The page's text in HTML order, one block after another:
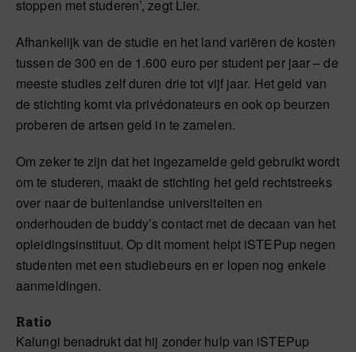
stoppen met studeren’, zegt Lier.
Afhankelijk van de studie en het land variëren de kosten
tussen de 300 en de 1.600 euro per student per jaar – de
meeste studies zelf duren drie tot vijf jaar. Het geld van
de stichting komt via privédonateurs en ook op beurzen
proberen de artsen geld in te zamelen.
Om zeker te zijn dat het ingezamelde geld gebruikt wordt
om te studeren, maakt de stichting het geld rechtstreeks
over naar de buitenlandse universiteiten en
onderhouden de buddy’s contact met de decaan van het
opleidingsinstituut. Op dit moment helpt iSTEPup negen
studenten met een studiebeurs en er lopen nog enkele
aanmeldingen.
Ratio
Kalungi benadrukt dat hij zonder hulp van iSTEPup